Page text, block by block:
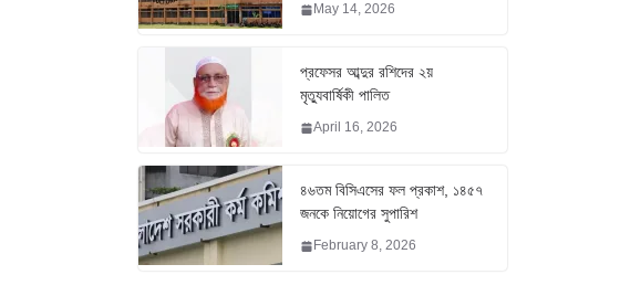
May 14, 2026
প্রফেসর আব্দুর রশিদের ২য়
মৃত্যুবার্ষিকী পালিত
April 16, 2026
৪৬তম বিসিএসের ফল প্রকাশ, ১৪৫৭
জনকে নিয়োগের সুপারিশ
February 8, 2026